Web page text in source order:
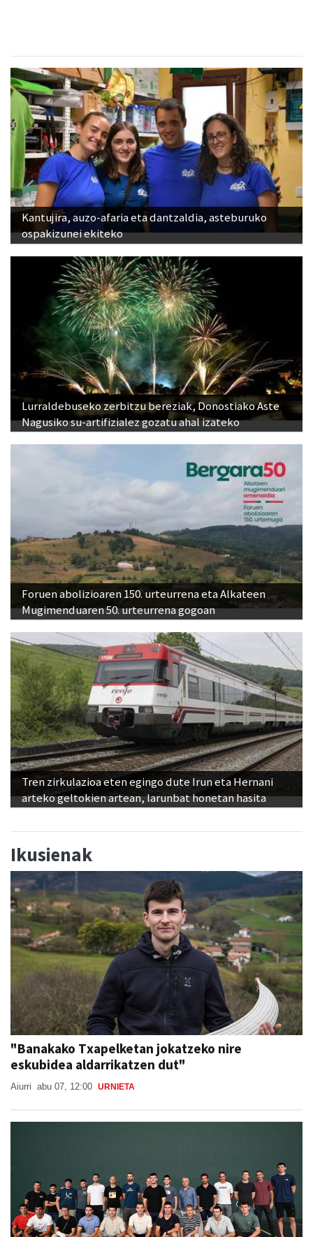
Kantujira, auzo-afaria eta dantzaldia, asteburuko
ospakizunei ekiteko
Lurraldebuseko zerbitzu bereziak, Donostiako Aste
Nagusiko su-artifizialez gozatu ahal izateko
Foruen abolizioaren 150. urteurrena eta Alkateen
Mugimenduaren 50. urteurrena gogoan
Tren zirkulazioa eten egingo dute Irun eta Hernani
arteko geltokien artean, larunbat honetan hasita
Ikusienak
"Banakako Txapelketan jokatzeko nire
eskubidea aldarrikatzen dut"
Aiurri abu 07, 12:00 URNIETA